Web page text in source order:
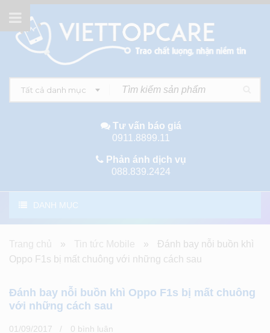
Tất cả danh mục
Tư vấn báo giá
0911.8899.11
Phản ánh dịch vụ
088.839.2424
DANH MỤC
Trang chủ » Tin tức Mobile »
Đánh bay nỗi buồn khì
Oppo F1s bị mất chuông với những cách sau
Đánh bay nỗi buồn khì Oppo F1s bị mất chuông
với những cách sau
01/09/2017 0 bình luân